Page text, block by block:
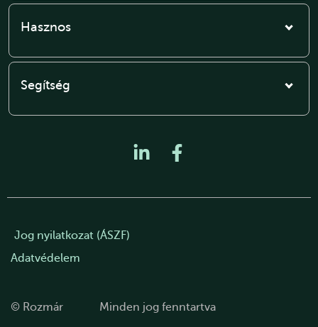
Hasznos
Segítség
© Rozmár Minden jog fenntartva
Jog nyilatkozat (ÁSZF)
Adatvédelem